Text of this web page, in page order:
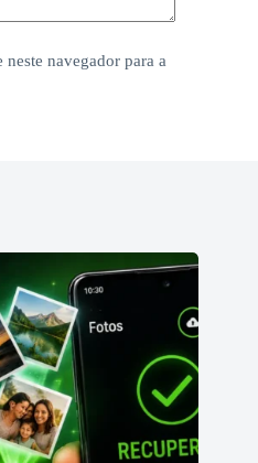
navegador para a